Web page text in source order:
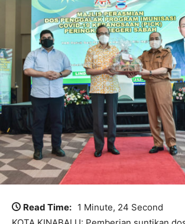
Read Time: 1 Minute, 24 Second